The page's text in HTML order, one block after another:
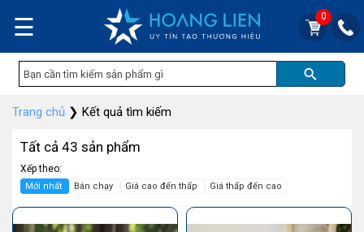
☰ 0
Trang chủ ❯ Kết quả tìm kiếm
Tất cả 43 sản phẩm
Xếp theo:
Mới nhất Bán chạy Giá cao đến thấp Giá thấp đến cao